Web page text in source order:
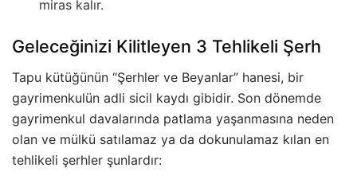
miras kalır.
Geleceğinizi Kilitleyen 3 Tehlikeli Şerh
Tapu kütüğünün “Şerhler ve Beyanlar” hanesi, bir
gayrimenkulün adli sicil kaydı gibidir. Son dönemde
gayrimenkul davalarında patlama yaşanmasına neden
olan ve mülkü satılamaz ya da dokunulamaz kılan en
tehlikeli şerhler şunlardır: